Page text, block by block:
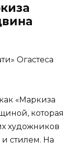
«Маркиза
которая
художников
стилем. На